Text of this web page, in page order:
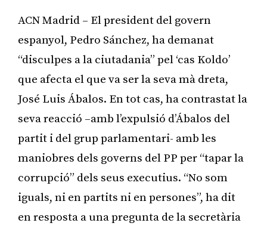
ACN Madrid – El president del govern
espanyol, Pedro Sánchez, ha demanat
“disculpes a la ciutadania” pel ‘cas Koldo’
que afecta el que va ser la seva mà dreta,
José Luis Ábalos. En tot cas, ha contrastat la
seva reacció –amb l’expulsió d’Ábalos del
partit i del grup parlamentari- amb les
maniobres dels governs del PP per “tapar la
corrupció” dels seus executius. “No som
iguals, ni en partits ni en persones”, ha dit
en resposta a una pregunta de la secretària